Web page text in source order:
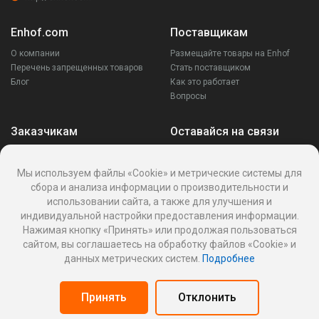
Enhof.com
О компании
Перечень запрещенных товаров
Блог
Поставщикам
Размещайте товары на Enhof
Стать поставщиком
Как это работает
Вопросы
Заказчикам
Написать поставщику
Реквизиты
Оставайся на связи
Политика обработки персональных данных
Оферта пользования информационной платформой
Панель поставщика
© 2026
Мы используем файлы «Cookie» и метрические системы для
сбора и анализа информации о производительности и
использовании сайта, а также для улучшения и
индивидуальной настройки предоставления информации.
Нажимая кнопку «Принять» или продолжая пользоваться
сайтом, вы соглашаетесь на обработку файлов «Cookie» и
данных метрических систем. Подробнее
Принять Отклонить